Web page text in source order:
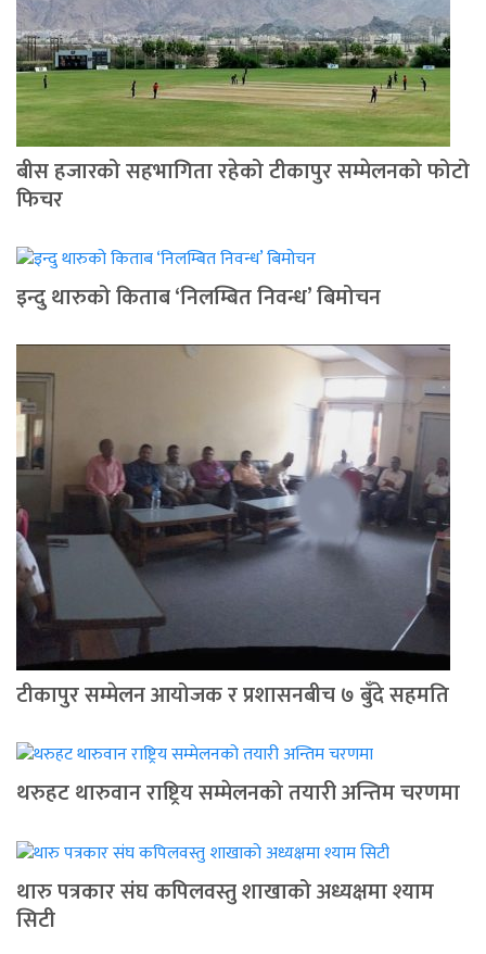
बीस हजारको सहभागिता रहेको टीकापुर सम्मेलनको फोटो
फिचर
इन्दु थारुको किताब ‘निलम्बित निवन्ध’ बिमोचन
टीकापुर सम्मेलन आयोजक र प्रशासनबीच ७ बुँदे सहमति
थरुहट थारुवान राष्ट्रिय सम्मेलनको तयारी अन्तिम चरणमा
थारु पत्रकार संघ कपिलवस्तु शाखाको अध्यक्षमा श्याम
सिटी